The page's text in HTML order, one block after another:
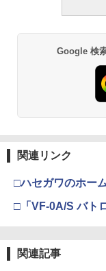
5
4
Google 検
関連リンク
□ハセガワのホー
□「VF-0A/S バト
関連記事